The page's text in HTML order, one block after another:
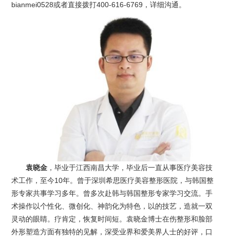
bianmei0528或者直接拨打400-616-6769，详细沟通。
袁晓金 ，毕业于江西南昌大学，毕业后一直从事医疗美容技
术工作，至今10年。曾于深圳希思医疗美容整形医院，与韩国整
形专家共事学习多年。曾多次赴韩与韩国整形专家学习交流。手
术操作以个性化、微创化、神韵化为特色，以的技艺，造就一双
灵动的眼睛。疗肯定，恢复时间短。袁晓金博士在伤整形和脸部
外形塑造方面有独特的见解，深受业界和爱美界人士的好评，口